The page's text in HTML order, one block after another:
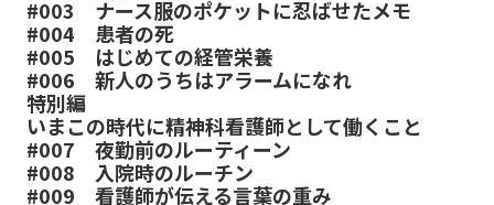
#003 ナース服のポケットに忍ばせたメモ
#004 患者の死
#005 はじめての経管栄養
#006 新人のうちはアラームになれ
特別編
いまこの時代に精神科看護師として働くこと
#007 夜勤前のルーティーン
#008 入院時のルーチン
#009 看護師が伝える言葉の重み